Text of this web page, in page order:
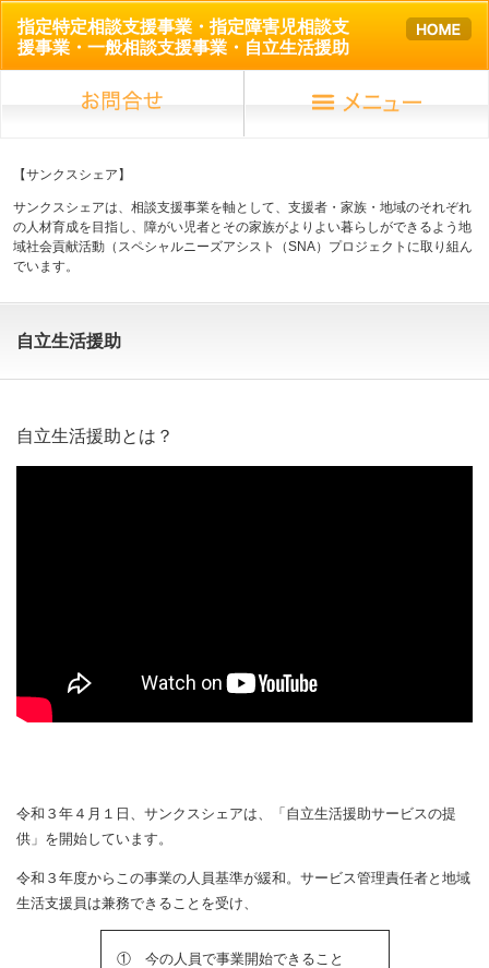
指定特定相談支援事業・指定障害児相談支
援事業・一般相談支援事業・自立生活援助
【サンクスシェア】
サンクスシェアは、相談支援事業を軸として、支援者・家族・地域のそれぞれ
の人材育成を目指し、障がい児者とその家族がよりよい暮らしができるよう地
域社会貢献活動（スペシャルニーズアシスト（SNA）プロジェクトに取り組ん
でいます。
自立生活援助
自立生活援助とは？
令和３年４月１日、サンクスシェアは、「自立生活援助サービスの提
供」を開始しています。
令和３年度からこの事業の人員基準が緩和。サービス管理責任者と地域
生活支援員は兼務できることを受け、
① 今の人員で事業開始できること